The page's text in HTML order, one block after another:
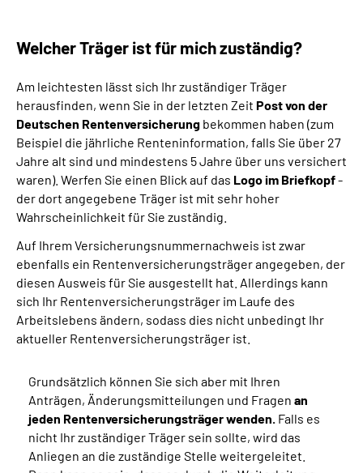
Leichte Sprache
Mein Kundenportal
Welcher Träger ist für mich zuständig?
Am leichtesten lässt sich Ihr zuständiger Träger
herausfinden, wenn Sie in der letzten Zeit Post von der
Deutschen Rentenversicherung bekommen haben (zum
Beispiel die jährliche Renteninformation, falls Sie über 27
Jahre alt sind und mindestens 5 Jahre über uns versichert
waren). Werfen Sie einen Blick auf das Logo im Briefkopf-
der dort angegebene Träger ist mit sehr hoher
Wahrscheinlichkeit für Sie zuständig.
Auf Ihrem Versicherungsnummernachweis ist zwar
ebenfalls ein Rentenversicherungsträger angegeben, der
diesen Ausweis für Sie ausgestellt hat. Allerdings kann
sich Ihr Rentenversicherungsträger im Laufe des
Arbeitslebens ändern, sodass dies nicht unbedingt Ihr
aktueller Rentenversicherungsträger ist.
Grundsätzlich können Sie sich aber mit Ihren
Anträgen, Änderungsmitteilungen und Fragen an
jeden Rentenversicherungsträger wenden. Falls es
nicht Ihr zuständiger Träger sein sollte, wird das
Anliegen an die zuständige Stelle weitergeleitet.